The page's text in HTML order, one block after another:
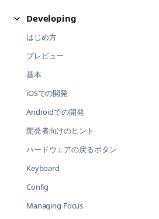
Developing
はじめ方
プレビュー
基本
iOSでの開発
Androidでの開発
開発者向けのヒント
ハードウェアの戻るボタン
Keyboard
Config
Managing Focus